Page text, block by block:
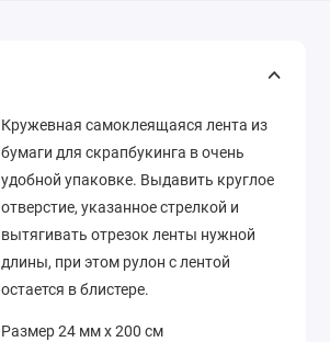
Кружевная самоклеящаяся лента из
бумаги для скрапбукинга в очень
удобной упаковке. Выдавить круглое
отверстие, указанное стрелкой и
вытягивать отрезок ленты нужной
длины, при этом рулон с лентой
остается в блистере.
Размер 24 мм х 200 см